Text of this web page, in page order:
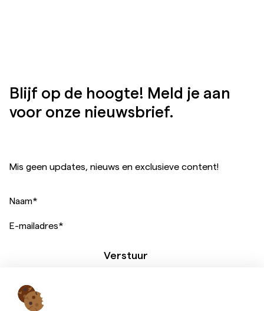
Blijf op de hoogte! Meld je aan
voor onze nieuwsbrief.
Mis geen updates, nieuws en exclusieve content!
Naam*
E-mailadres*
Verstuur
Een website van: